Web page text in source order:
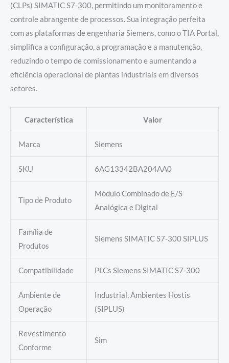
(CLPs) SIMATIC S7-300, permitindo um monitoramento e
controle abrangente de processos. Sua integração perfeita
com as plataformas de engenharia Siemens, como o TIA Portal,
simplifica a configuração, a programação e a manutenção,
reduzindo o tempo de comissionamento e aumentando a
eficiência operacional de plantas industriais em diversos
setores.
Característica Valor
Marca Siemens
SKU 6AG13342BA204AA0
Tipo de Produto
Módulo Combinado de E/S
Analógica e Digital
Família de
Produtos
Siemens SIMATIC S7-300 SIPLUS
Compatibilidade PLCs Siemens SIMATIC S7-300
Ambiente de
Operação
Industrial, Ambientes Hostis
(SIPLUS)
Revestimento
Conforme
Sim